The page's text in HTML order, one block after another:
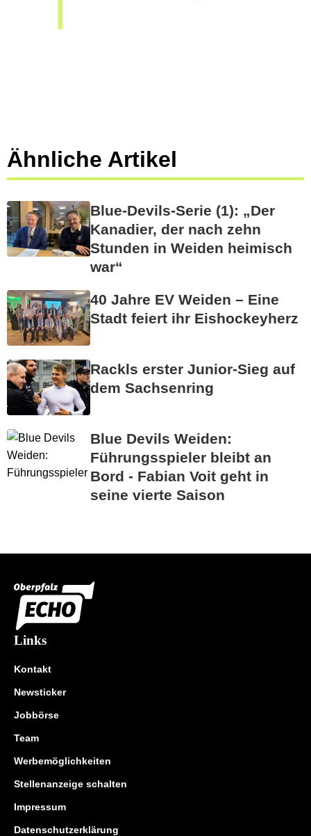
Ähnliche Artikel
Blue-Devils-Serie (1): „Der
Kanadier, der nach zehn
Stunden in Weiden heimisch
war“
40 Jahre EV Weiden – Eine
Stadt feiert ihr Eishockeyherz
Rackls erster Junior-Sieg auf
dem Sachsenring
Blue Devils Weiden:
Führungsspieler bleibt an
Bord - Fabian Voit geht in
seine vierte Saison
Links
Kontakt
Newsticker
Jobbörse
Team
Werbemöglichkeiten
Stellenanzeige schalten
Impressum
Datenschutzerklärung